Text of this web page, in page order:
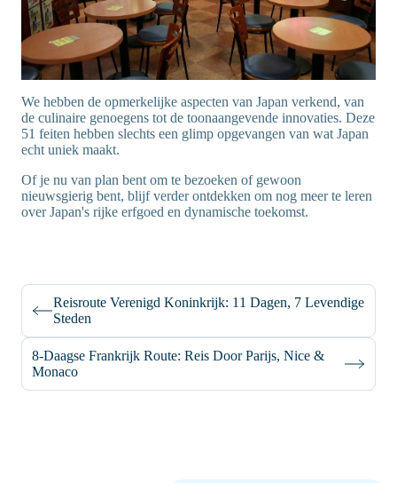
We hebben de opmerkelijke aspecten van Japan verkend, van
de culinaire genoegens tot de toonaangevende innovaties. Deze
51 feiten hebben slechts een glimp opgevangen van wat Japan
echt uniek maakt.
Of je nu van plan bent om te bezoeken of gewoon
nieuwsgierig bent, blijf verder ontdekken om nog meer te leren
over Japan's rijke erfgoed en dynamische toekomst.
Reisroute Verenigd Koninkrijk: 11 Dagen, 7 Levendige
Steden
8-Daagse Frankrijk Route: Reis Door Parijs, Nice &
Monaco